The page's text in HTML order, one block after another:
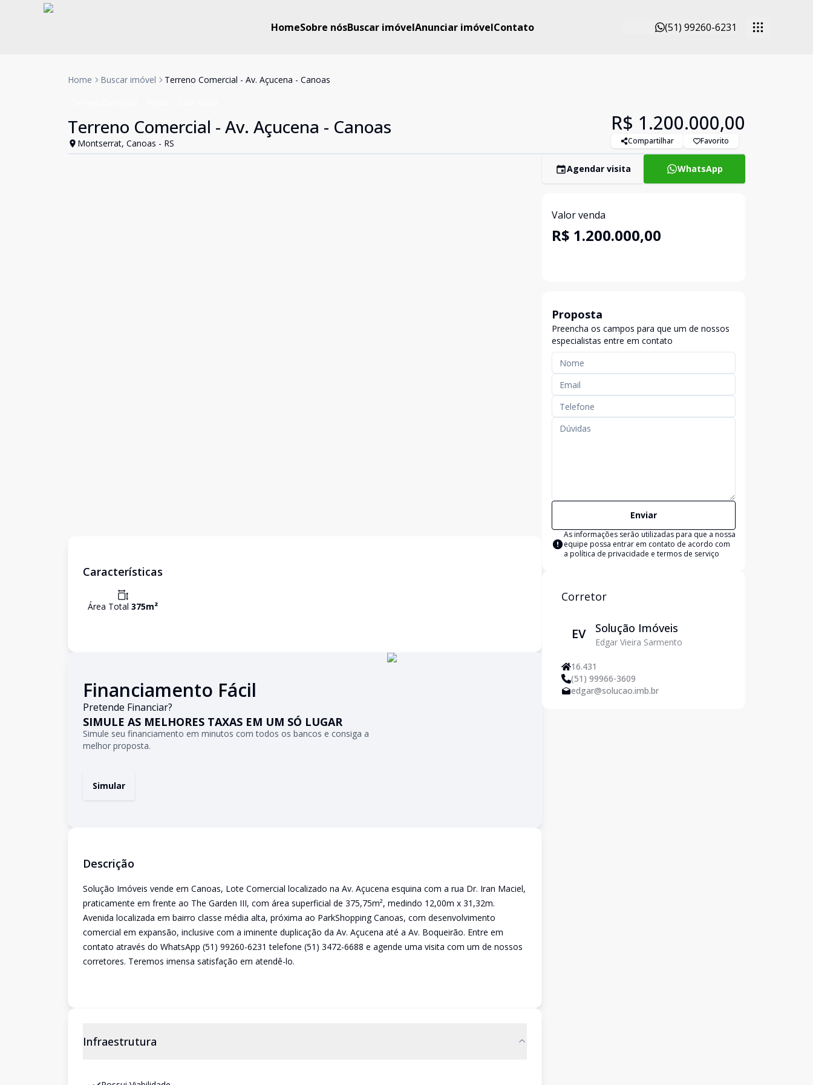
HomeSobre nósBuscar imóvelAnunciar imóvelContato (51) 99260-6231
Home Buscar imóvel Terreno Comercial - Av. Açucena - Canoas
Terreno Comercial - Av. Açucena - Canoas
Montserrat, Canoas - RS
R$ 1.200.000,00
Compartilhar Favorito
Características
Área Total 375m²
Financiamento Fácil
Pretende Financiar?
SIMULE AS MELHORES TAXAS EM UM SÓ LUGAR
Simule seu financiamento em minutos com todos os bancos e consiga a
melhor proposta.
Simular
Descrição
Solução Imóveis vende em Canoas, Lote Comercial localizado na Av. Açucena esquina com a rua Dr. Iran Maciel,
praticamente em frente ao The Garden III, com área superficial de 375,75m², medindo 12,00m x 31,32m.
Avenida localizada em bairro classe média alta, próxima ao ParkShopping Canoas, com desenvolvimento
comercial em expansão, inclusive com a iminente duplicação da Av. Açucena até a Av. Boqueirão. Entre em
contato através do WhatsApp (51) 99260-6231 telefone (51) 3472-6688 e agende uma visita com um de nossos
corretores. Teremos imensa satisfação em atendê-lo.
Infraestrutura
Agendar visita WhatsApp
Valor venda
R$ 1.200.000,00
Proposta
Preencha os campos para que um de nossos
especialistas entre em contato
Enviar
As informações serão utilizadas para que a nossa
equipe possa entrar em contato de acordo com
a política de privacidade e termos de serviço
Corretor
EV Solução Imóveis
Edgar Vieira Sarmento
16.431
(51) 99966-3609
edgar@solucao.imb.br